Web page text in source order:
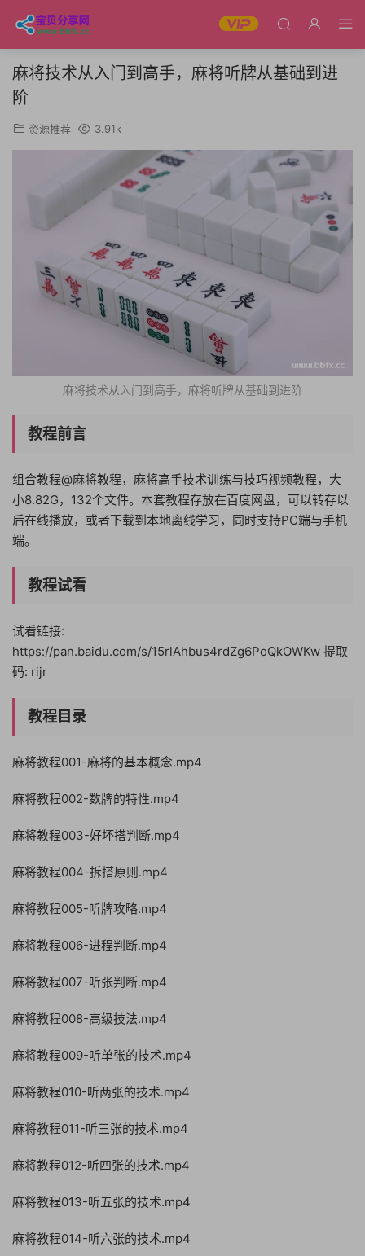
麻将技术从入门到高手，麻将听牌从基础到进
阶
资源推荐 3.91k
麻将技术从入门到高手，麻将听牌从基础到进阶
教程前言
组合教程@麻将教程，麻将高手技术训练与技巧视频教程，大
小8.82G，132个文件。本套教程存放在百度网盘，可以转存以
后在线播放，或者下载到本地离线学习，同时支持PC端与手机
端。
教程试看
试看链接:
https://pan.baidu.com/s/15rlAhbus4rdZg6PoQkOWKw 提取
码: rijr
教程目录
麻将教程001-麻将的基本概念.mp4
麻将教程002-数牌的特性.mp4
麻将教程003-好坏搭判断.mp4
麻将教程004-拆搭原则.mp4
麻将教程005-听牌攻略.mp4
麻将教程006-进程判断.mp4
麻将教程007-听张判断.mp4
麻将教程008-高级技法.mp4
麻将教程009-听单张的技术.mp4
麻将教程010-听两张的技术.mp4
麻将教程011-听三张的技术.mp4
麻将教程012-听四张的技术.mp4
麻将教程013-听五张的技术.mp4
麻将教程014-听六张的技术.mp4